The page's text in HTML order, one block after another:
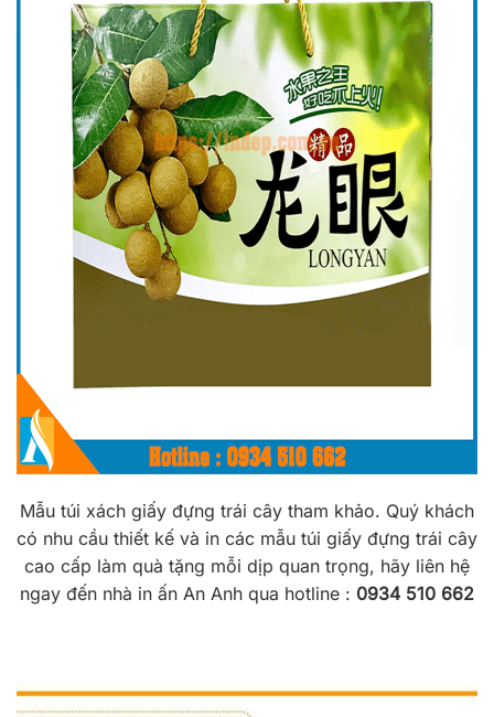
Mẫu túi xách giấy đựng trái cây tham khảo. Quý khách
có nhu cầu thiết kế và in các mẫu túi giấy đựng trái cây
cao cấp làm quà tặng mỗi dịp quan trọng, hãy liên hệ
ngay đến nhà in ấn An Anh qua hotline : 0934 510 662